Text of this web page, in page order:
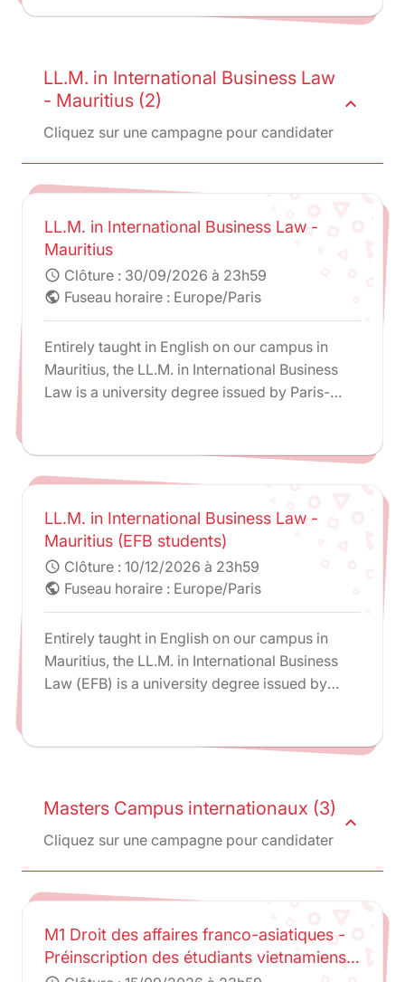
LL.M. in International Business Law
- Mauritius (2)
Cliquez sur une campagne pour candidater
expand_less
LL.M. in International Business Law -
Mauritius
schedule Clôture : 30/09/2026 à 23h59
public Fuseau horaire : Europe/Paris
Entirely taught in English on our campus in
Mauritius, the LL.M. in International Business
Law is a university degree issued by Paris-
LL.M. in International Business Law -
Mauritius (EFB students)
schedule Clôture : 10/12/2026 à 23h59
public Fuseau horaire : Europe/Paris
Entirely taught in English on our campus in
Mauritius, the LL.M. in International Business
Law (EFB) is a university degree issued by
French Bar students.
Masters Campus internationaux (3)
Cliquez sur une campagne pour candidater
expand_less
M1 Droit des affaires franco-asiatiques -
Préinscription des étudiants vietnamiens